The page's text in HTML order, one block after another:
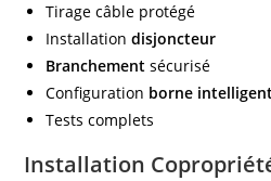
Tirage câble protégé
Installationdisjoncteur
Branchement sécurisé
Configuration borne
Tests complets
Installation